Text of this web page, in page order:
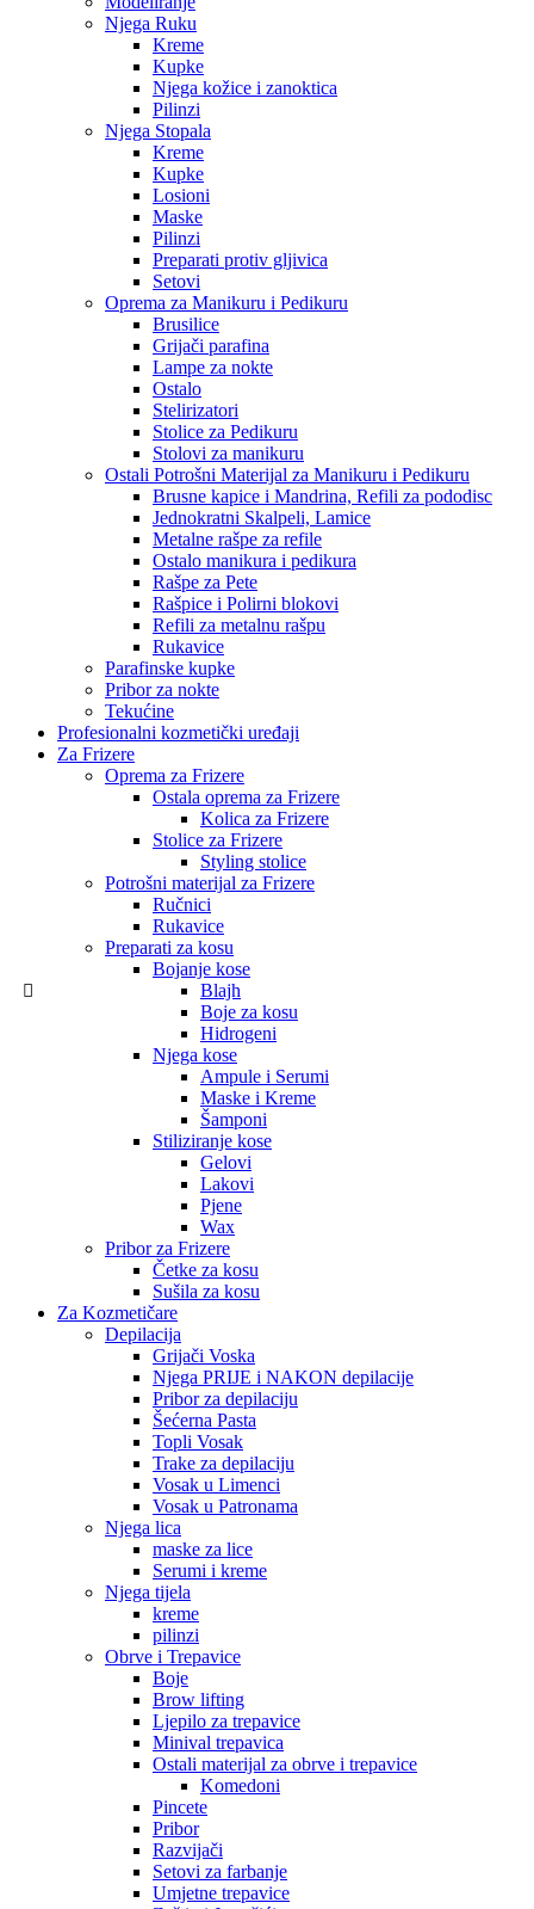
Njega Ruku
Kreme
Kupke
Njega kožice i zanoktica
Pilinzi
Njega Stopala
Kreme
Kupke
Losioni
Maske
Pilinzi
Preparati protiv gljivica
Setovi
Oprema za Manikuru i Pedikuru
Brusilice
Grijači parafina
Lampe za nokte
Ostalo
Stelirizatori
Stolice za Pedikuru
Stolovi za manikuru
Ostali Potrošni Materijal za Manikuru i Pedikuru
Brusne kapice i Mandrina, Refili za pododisc
Jednokratni Skalpeli, Lamice
Metalne rašpe za refile
Ostalo manikura i pedikura
Rašpe za Pete
Rašpice i Polirni blokovi
Refili za metalnu rašpu
Rukavice
Parafinske kupke
Pribor za nokte
Tekućine
Profesionalni kozmetički uređaji
Za Frizere
Oprema za Frizere
Ostala oprema za Frizere
Kolica za Frizere
Stolice za Frizere
Styling stolice
Potrošni materijal za Frizere
Ručnici
Rukavice
Preparati za kosu
Bojanje kose
Blajh
Boje za kosu
Hidrogeni
Njega kose
Ampule i Serumi
Maske i Kreme
Šamponi
Stiliziranje kose
Gelovi
Lakovi
Pjene
Wax
Pribor za Frizere
Četke za kosu
Sušila za kosu
Za Kozmetičare
Depilacija
Grijači Voska
Njega PRIJE i NAKON depilacije
Pribor za depilaciju
Šećerna Pasta
Topli Vosak
Trake za depilaciju
Vosak u Limenci
Vosak u Patronama
Njega lica
maske za lice
Serumi i kreme
Njega tijela
kreme
pilinzi
Obrve i Trepavice
Boje
Brow lifting
Ljepilo za trepavice
Minival trepavica
Ostali materijal za obrve i trepavice
Komedoni
Pincete
Pribor
Razvijači
Setovi za farbanje
Umjetne trepavice